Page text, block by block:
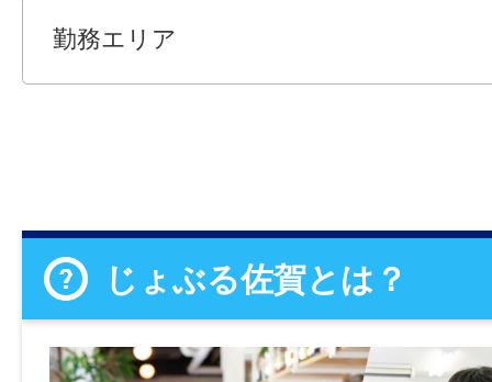
勤務エリア
じょぶる佐賀とは？